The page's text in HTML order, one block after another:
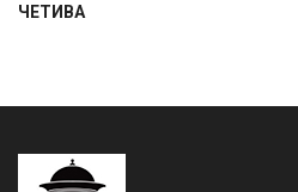
ЧЕТИВА